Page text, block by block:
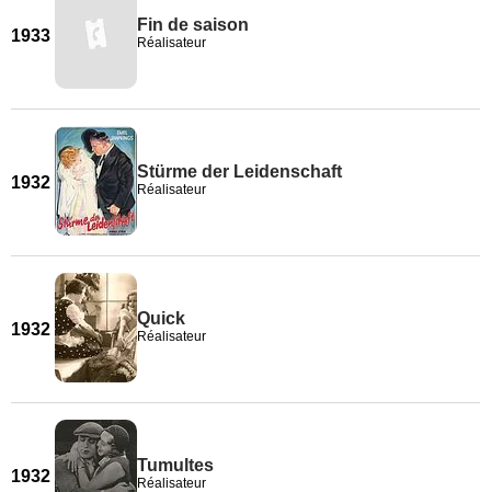
1933
Fin de saison
Réalisateur
1932
Stürme der Leidenschaft
Réalisateur
1932
Quick
Réalisateur
1932
Tumultes
Réalisateur